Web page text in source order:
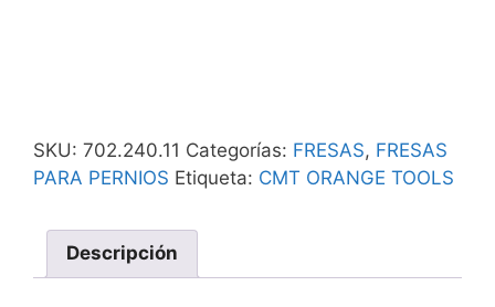
SKU: 702.240.11 Categorías: FRESAS, FRESAS
PARA PERNIOS Etiqueta: CMT ORANGE TOOLS
Descripción